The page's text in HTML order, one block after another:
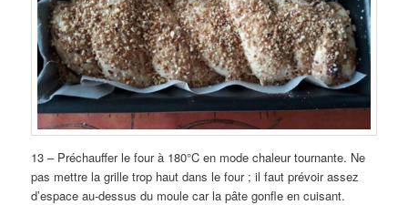
13 – Préchauffer le four à 180°C en mode chaleur tournante. Ne
pas mettre la grille trop haut dans le four ; il faut prévoir assez
d’espace au-dessus du moule car la pâte gonfle en cuisant.